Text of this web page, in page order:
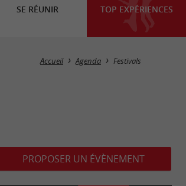
SE RÉUNIR TOP EXPÉRIENCES
Masquer la carte
Accueil Agenda Festivals
PROPOSER UN ÉVÈNEMENT